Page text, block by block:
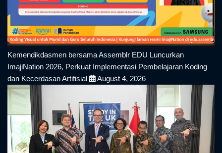
Kemendikdasmen bersama Assemblr EDU Luncurkan
ImajiNation 2026, Perkuat Implementasi Pembelajaran Koding
dan Kecerdasan Artifisial
August 4, 2026